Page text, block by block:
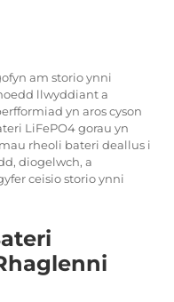
am storio ynni
llwyddiant a
yn aros cyson
LiFePO4 gorau yn
rheoli bateri deallus i
diogelwch, a
ceisio storio ynni